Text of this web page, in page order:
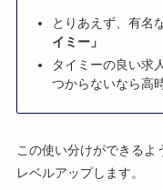
とりあえず、有名
イミー」
タイミーの良い求
つからないなら高
この使い分けができるよ
レベルアップします。